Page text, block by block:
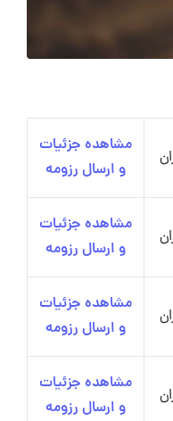
مشاهده جزئیات
و ارسال رزومه
مشاهده جزئیات
و ارسال رزومه
مشاهده جزئیات
و ارسال رزومه
مشاهده جزئیات
و ارسال رزومه